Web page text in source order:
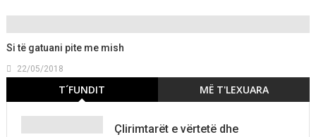
Si të gatuani pite me mish
22/05/2018
T´FUNDIT MË T'LEXUARA
Çlirimtarët e vërtetë dhe